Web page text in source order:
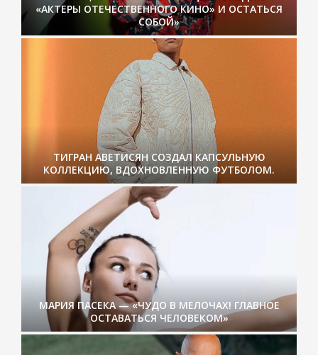
«АКТЕРЫ ОТЕЧЕСТВЕННОГО КИНО» И ОСТАТЬСЯ
СОБОЙ»
ТИГРАН АВЕТИСЯН СОЗДАЛ КАПСУЛЬНУЮ
КОЛЛЕКЦИЮ, ВДОХНОВЛЕННУЮ ФУТБОЛОМ.
МАРИЯ ПАСЕКА — «ЧУДО В МЕЛОЧАХ! ГЛАВНОЕ
ОСТАВАТЬСЯ ЧЕЛОВЕКОМ»